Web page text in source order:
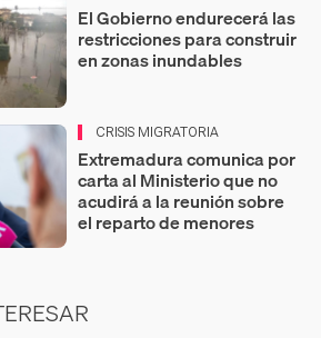
El Gobierno endurecerá las
restricciones para construir
en zonas inundables
CRISIS MIGRATORIA
Extremadura comunica por
carta al Ministerio que no
acudirá a la reunión sobre
el reparto de menores